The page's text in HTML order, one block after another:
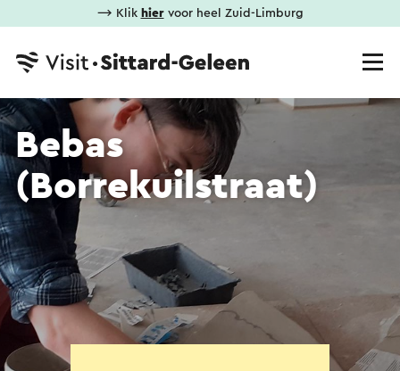
⟶ Klik hiervoor heel Zuid-Limburg
Bebas
(Borrekuilstraat)